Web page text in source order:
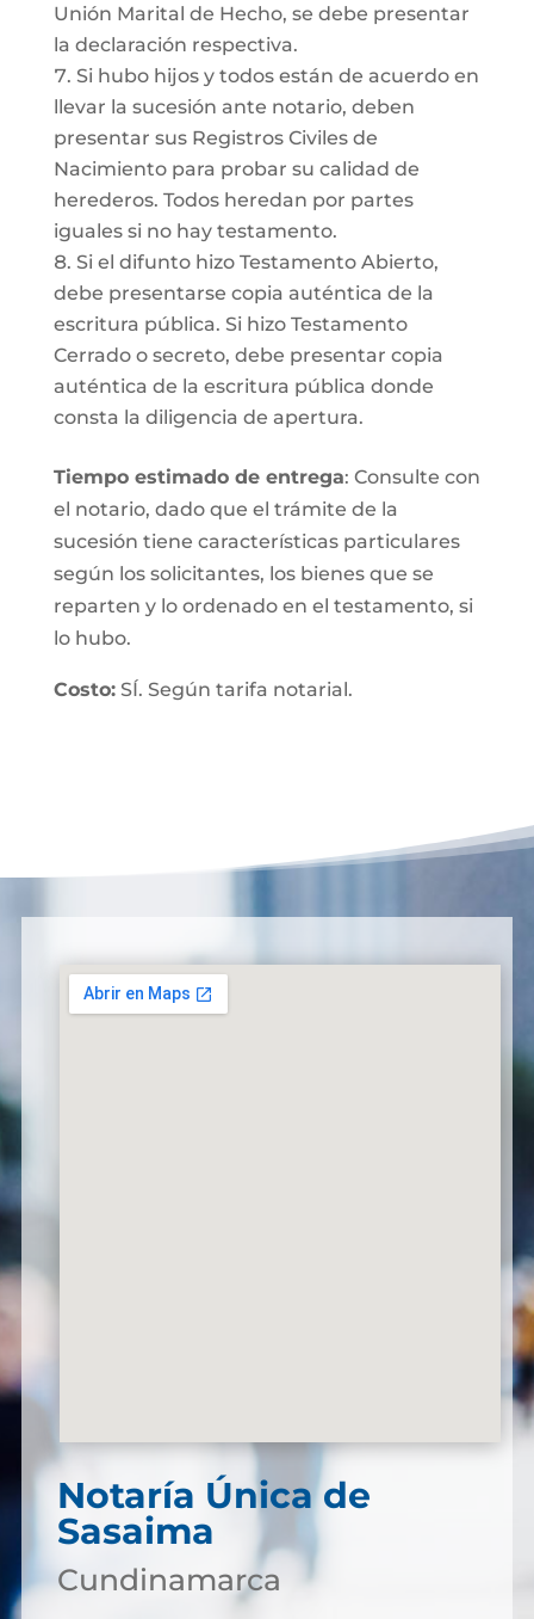
Unión Marital de Hecho, se debe presentar
la declaración respectiva.
Si hubo hijos y todos están de acuerdo en
llevar la sucesión ante notario, deben
presentar sus Registros Civiles de
Nacimiento para probar su calidad de
herederos. Todos heredan por partes
iguales si no hay testamento.
Si el difunto hizo Testamento Abierto,
debe presentarse copia auténtica de la
escritura pública. Si hizo Testamento
Cerrado o secreto, debe presentar copia
auténtica de la escritura pública donde
consta la diligencia de apertura.
Tiempo estimado de entrega: Consulte con
el notario, dado que el trámite de la
sucesión tiene características particulares
según los solicitantes, los bienes que se
reparten y lo ordenado en el testamento, si
lo hubo.
Costo:SÍ. Según tarifa notarial.
Notaría Única de
Sasaima
Cundinamarca